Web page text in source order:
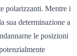
polarizzanti. Mentre i
sua determinazione a
le posizioni